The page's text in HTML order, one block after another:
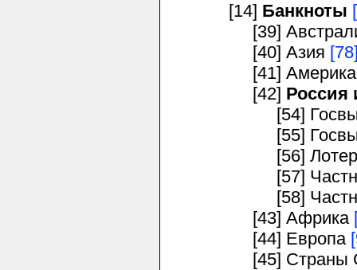
[14] Банкноты
[39] Австралия
[40] Азия
[41]
[42]
[54]
[55]
[56] Лотереи,
[57] Частные
[58] Частные
[43] Африка
[44] Европа
[45] Страны